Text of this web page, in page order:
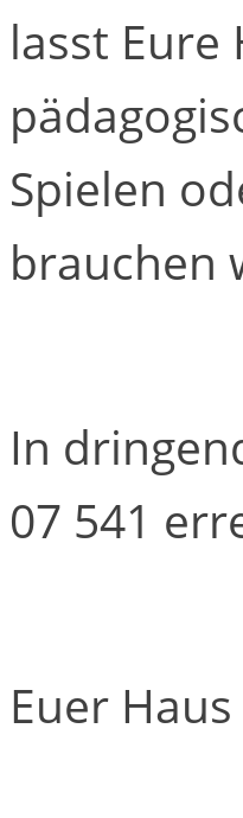
lasst Eure
Spielen
brauchen
In
07 541
Euer